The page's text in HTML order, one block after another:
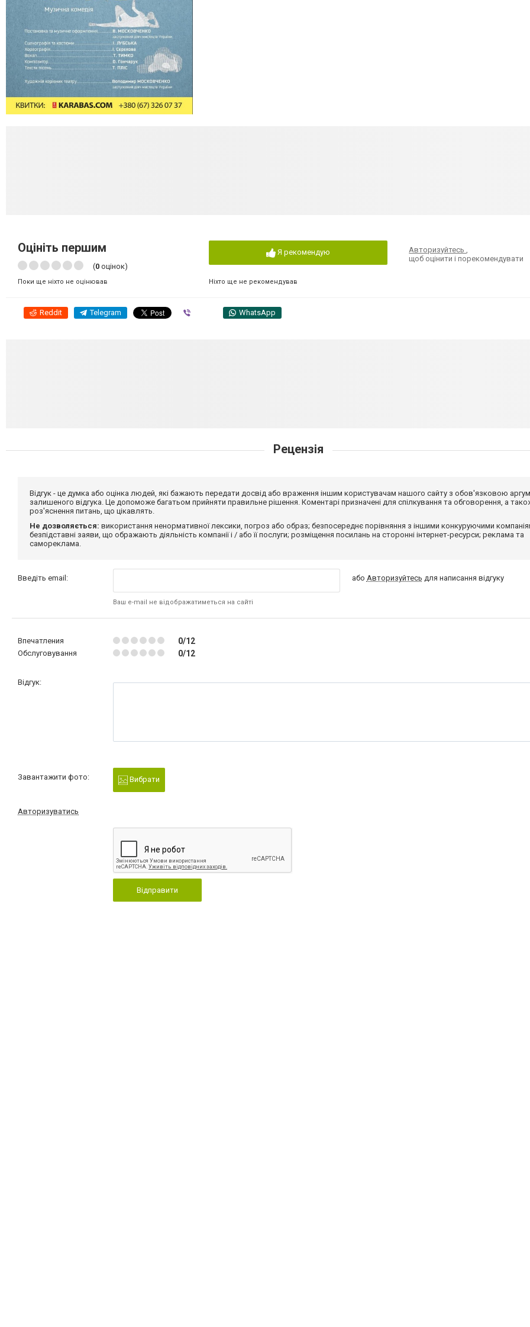
Оцініть першим
(0 оцінок)
Поки ще ніхто не оцінював
Я рекомендую
Ніхто ще не рекомендував
Авторизуйтесь,
щоб оцінити і порекомендувати
Reddit Telegram WhatsApp
Рецензія
Відгук - це думка або оцінка людей, які бажають передати досвід або враження іншим користувачам нашого сайту з обов'язковою
залишеного відгука. Це допоможе багатьом прийняти правильне рішення. Коментарі призначені для спілкування та обговорення, а
роз'яснення питань, що цікавлять.
Не дозволяється: використання ненормативної лексики, погроз або образ; безпосереднє порівняння з іншими конкуруючими
безпідставні заяви, що ображають діяльність компанії і / або її послуги; розміщення посилань на сторонні інтернет-ресурси; реклама та
самореклама.
Введіть email:
Ваш e-mail не відображатиметься на сайті
або Авторизуйтесь для написання відгуку
Впечатления 0/12
Обслуговування 0/12
Відгук:
Завантажити фото: Вибрати
Авторизуватись
Відправити